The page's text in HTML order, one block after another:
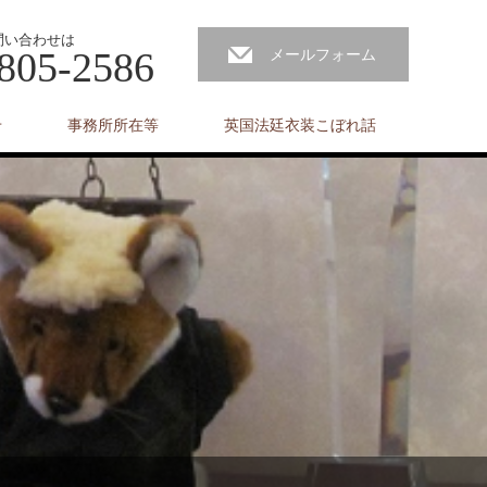
合わせは
2586 メールフォーム
事務所所在等 英国法廷衣装こぼれ話